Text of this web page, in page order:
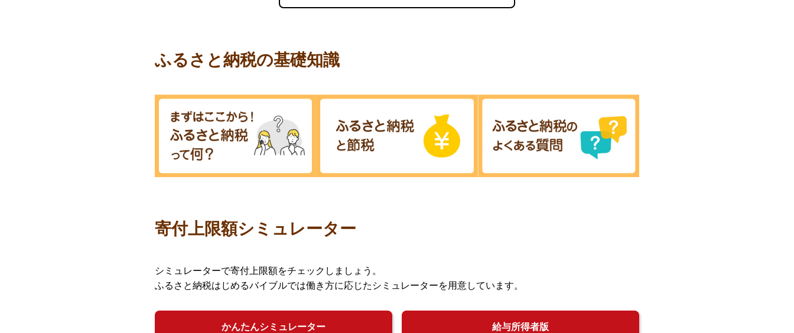
ふるさと納税の基礎知識
寄付上限額シミュレーター
シミュレーターで寄付上限額をチェックしましょう。
ふるさと納税はじめるバイブルでは働き方に応じたシミュレーターを用意しています。
かんたんシミュレーター 給与所得者版